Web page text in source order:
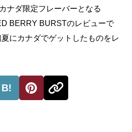
ナダ限定フレーバーとなる
BERRY BURSTのレビューで
にカナダでゲットしたものをレ
B!